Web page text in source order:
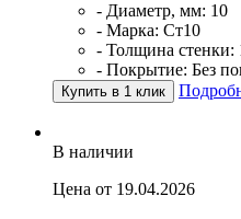
- Диаметр, мм: 10
- Марка: Ст10
- Толщина стенки:
- Покрытие: Без
Купить в 1 клик
В наличии
Цена от 19.04.2026